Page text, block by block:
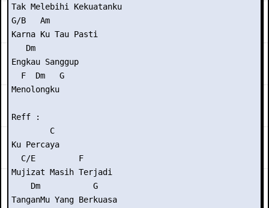
Tak Melebihi Kekuatanku
G/B   Am
Karna Ku Tau Pasti
   Dm
Engkau Sanggup
  F  Dm   G
Menolongku
Reff :
        C
Ku Percaya
  C/E         F
Mujizat Masih Terjadi
    Dm           G
TanganMu Yang Berkuasa